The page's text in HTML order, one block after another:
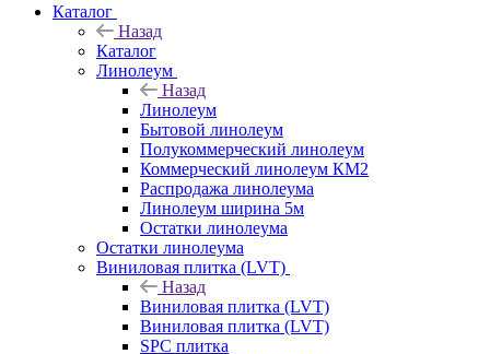
Каталог
Назад
Каталог
Линолеум
Назад
Линолеум
Бытовой линолеум
Полукоммерческий линолеум
Коммерческий линолеум КМ2
Распродажа линолеума
Линолеум ширина 5м
Остатки линолеума
Остатки линолеума
Виниловая плитка (LVT)
Назад
Виниловая плитка (LVT)
Виниловая плитка (LVT)
SPC плитка